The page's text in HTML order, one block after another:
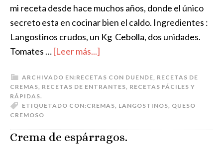
mi receta desde hace muchos años, donde el único
secreto esta en cocinar bien el caldo. Ingredientes :
Langostinos crudos, un Kg Cebolla, dos unidades.
Tomates …[Leer más...]
ARCHIVADO EN:RECETAS CON DUENDE, RECETAS DE
CREMAS, RECETAS DE ENTRANTES, RECETAS FÁCILES Y
RÁPIDAS.
ETIQUETADO CON:CREMAS, LANGOSTINOS, QUESO
CREMOSO
Crema de espárragos.